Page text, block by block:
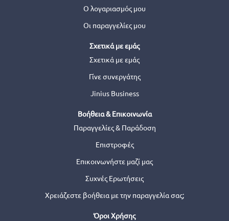
Ο λογαριασμός μου
Οι παραγγελίες μου
Σχετικά με εμάς
Σχετικά με εμάς
Γίνε συνεργάτης
Jinius Business
Βοήθεια & Επικοινωνία
Παραγγελίες & Παράδοση
Επιστροφές
Επικοινωνήστε μαζί μας
Συχνές Ερωτήσεις
Χρειάζεστε βοήθεια με την παραγγελία σας;
Όροι Χρήσης